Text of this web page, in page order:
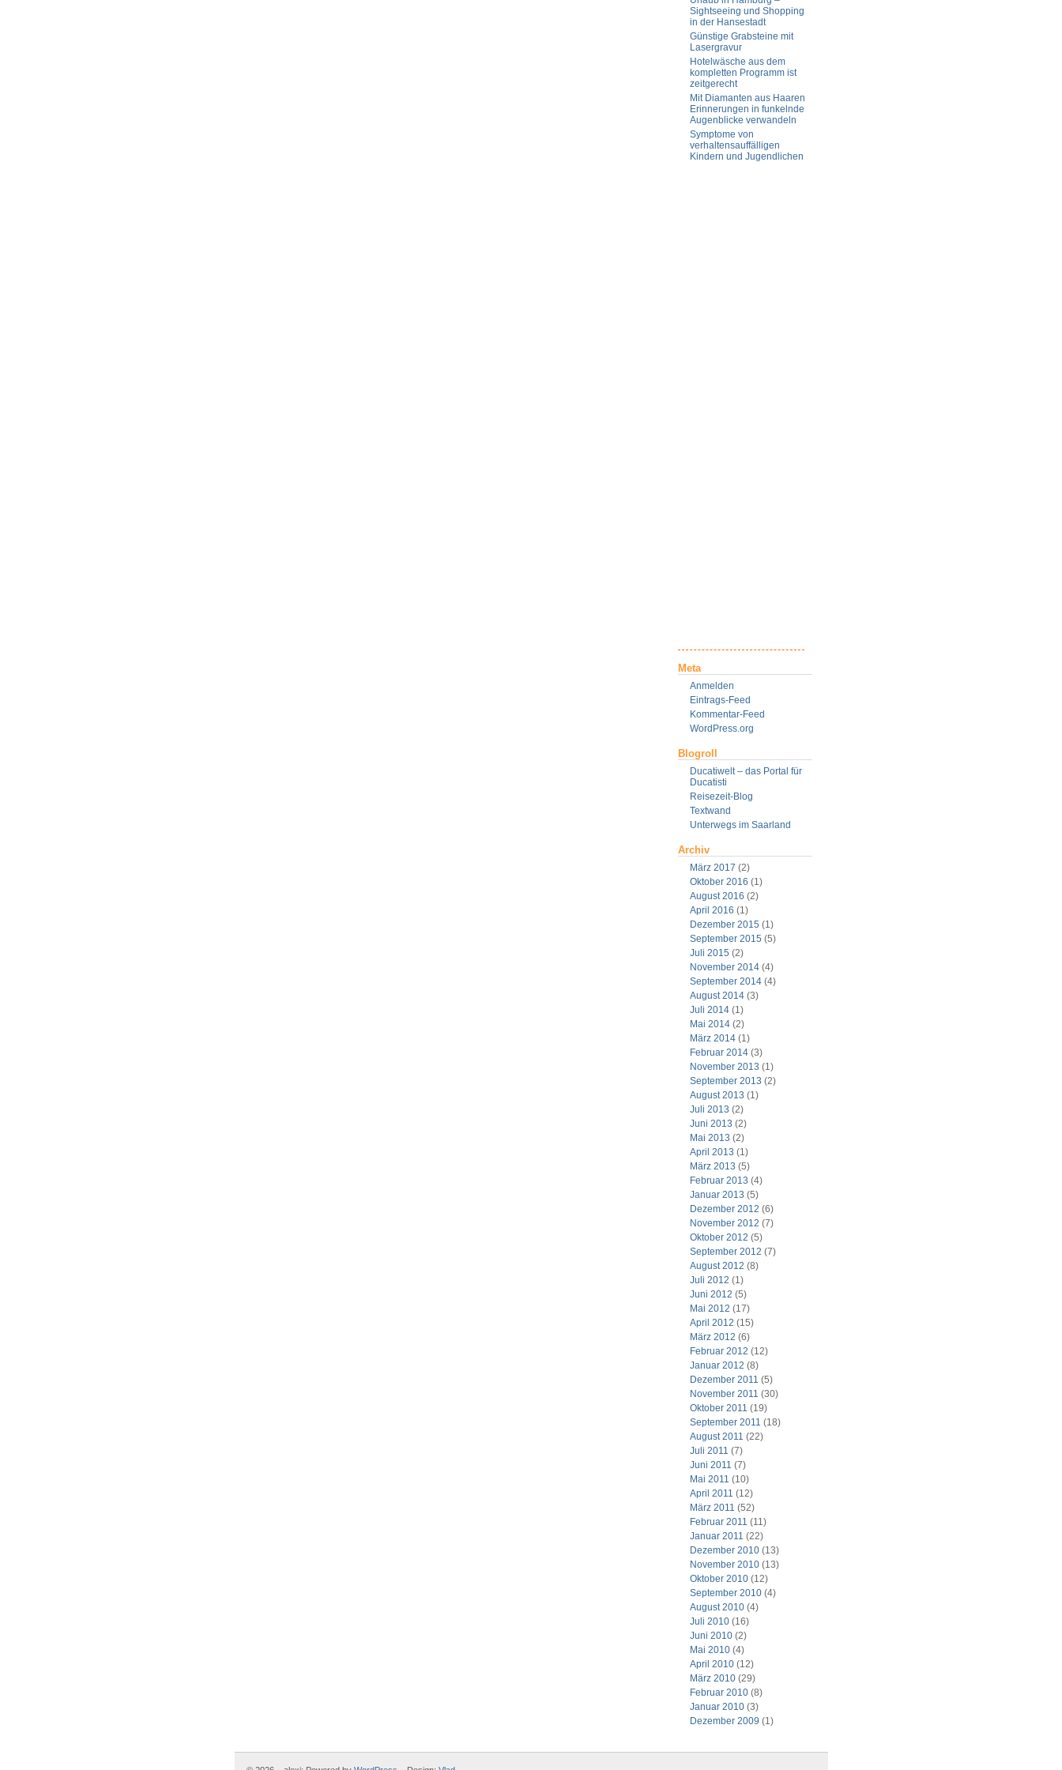
Sightseeing und Shopping
in der Hansestadt
Günstige Grabsteine mit
Lasergravur
Hotelwäsche aus dem
kompletten Programm ist
zeitgerecht
Mit Diamanten aus Haaren
Erinnerungen in funkelnde
Augenblicke verwandeln
Symptome von
verhaltensauffälligen
Kindern und Jugendlichen
Meta
Anmelden
Eintrags-Feed
Kommentar-Feed
WordPress.org
Blogroll
Ducatiwelt – das Portal für
Ducatisti
Reisezeit-Blog
Textwand
Unterwegs im Saarland
Archiv
März 2017 (2)
Oktober 2016 (1)
August 2016 (2)
April 2016 (1)
Dezember 2015 (1)
September 2015 (5)
Juli 2015 (2)
November 2014(4)
September 2014(4)
August 2014(3)
Juli 2014(1)
Mai 2014(2)
März 2014(1)
Februar 2014(3)
November 2013 (1)
September 2013 (2)
August 2013 (1)
Juli 2013 (2)
Juni 2013 (2)
Mai 2013 (2)
April 2013 (1)
März 2013 (5)
Februar 2013 (4)
Januar 2013 (5)
Dezember 2012 (6)
November 2012 (7)
Oktober 2012 (5)
September 2012 (7)
August 2012 (8)
Juli 2012 (1)
Juni 2012 (5)
Mai 2012 (17)
April 2012 (15)
März 2012 (6)
Februar 2012 (12)
Januar 2012 (8)
Dezember 2011 (5)
November 2011 (30)
Oktober 2011 (19)
September 2011 (18)
August 2011 (22)
Juli 2011 (7)
Juni 2011 (7)
Mai 2011 (10)
April 2011 (12)
März 2011 (52)
Februar 2011 (11)
Januar 2011 (22)
Dezember 2010(13)
November 2010(13)
Oktober 2010(12)
September 2010(4)
August 2010(4)
Juli 2010(16)
Juni 2010(2)
Mai 2010(4)
April 2010(12)
März 2010(29)
Februar 2010(8)
Januar 2010(3)
Dezember 2009 (1)